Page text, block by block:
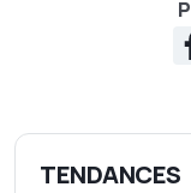
TENDANCES